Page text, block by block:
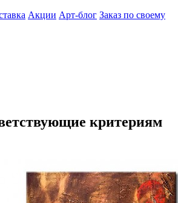
Акции Арт-блог Заказ по своему
критериям